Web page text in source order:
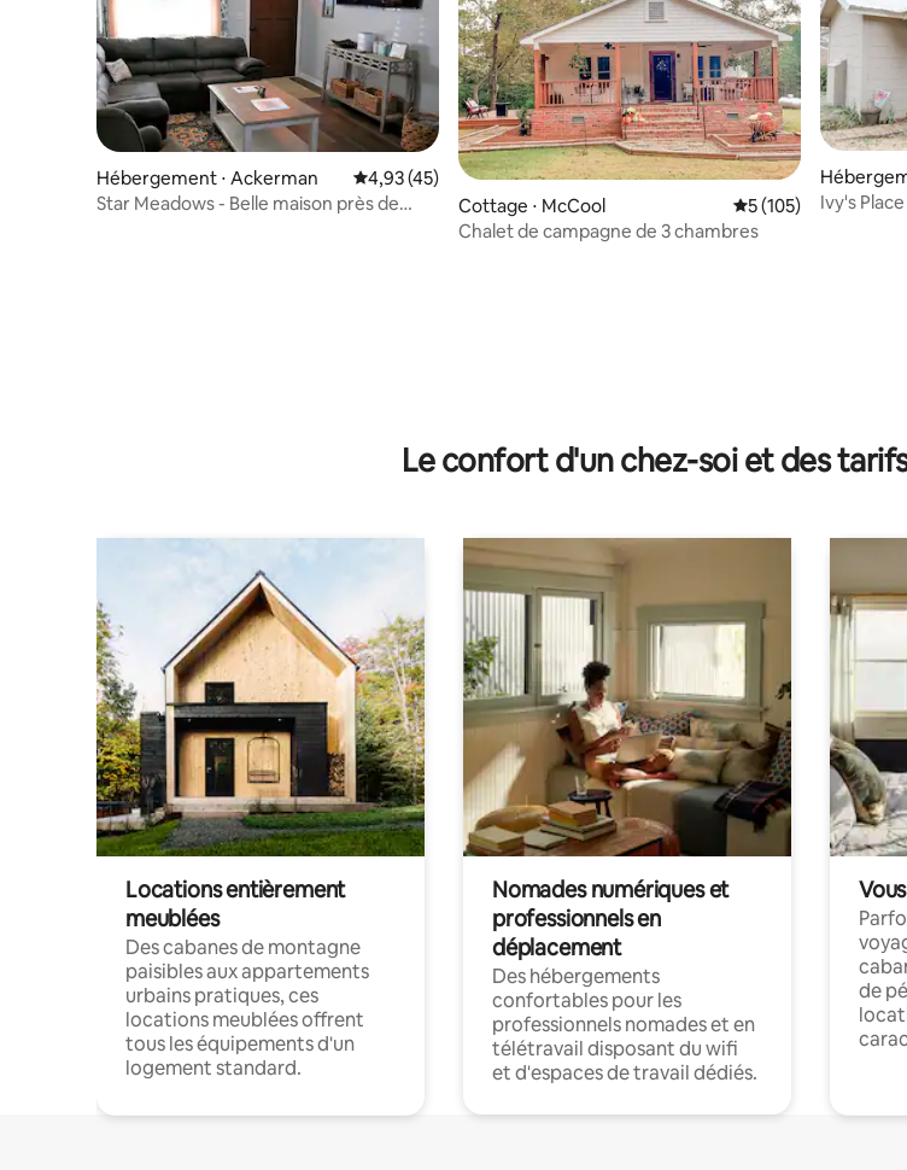
Hébergement ⋅ Ackerman Évaluation moyenne sur la base de 45 commentaires : 4,93 sur 5
4,93 (45)
Star Meadows - Belle maison près de
Cottage ⋅ McCool Évaluation moyenne
5 (105)
Chalet de campagne de 3 chambres
Ivy's Place
Le confort d'un chez-soi et des
Locations entièrement
meublées
Des cabanes de montagne
paisibles aux appartements
urbains pratiques, ces
locations meublées offrent
tous les équipements d'un
logement standard.
Nomades numériques et
professionnels en
déplacement
Des hébergements
confortables pour les
professionnels nomades et en
télétravail disposant du wifi
et d'espaces de travail dédiés.
de